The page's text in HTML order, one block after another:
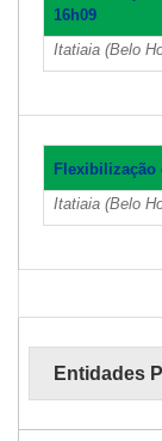
16h09
Itatiaia (Belo
Flexibilização
Itatiaia (Belo
Entidades